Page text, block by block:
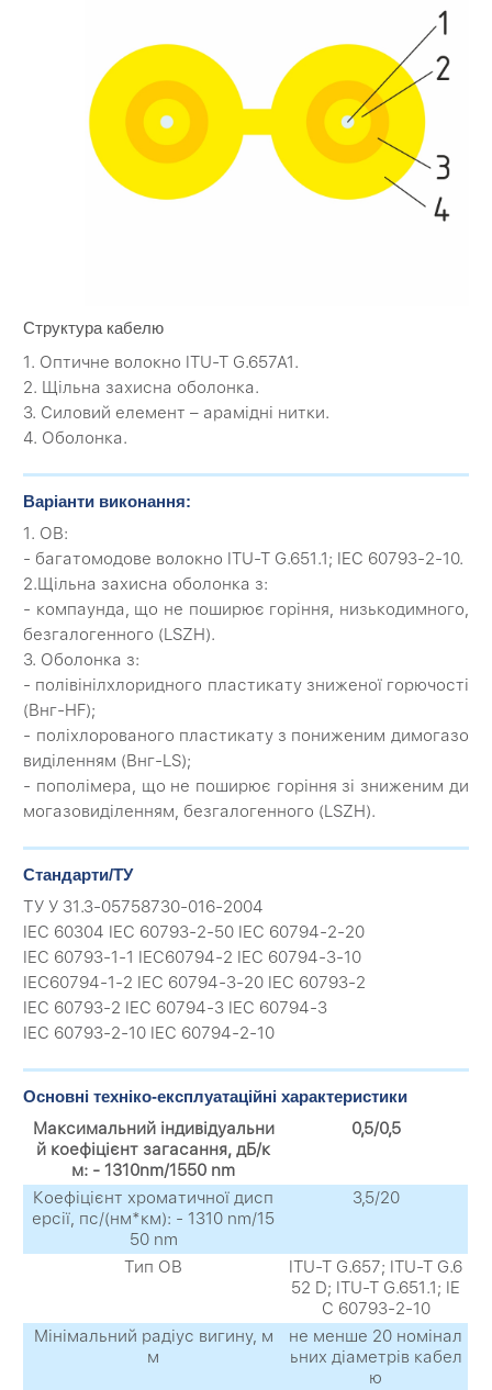
Структура кабелю
1. Оптичне волокно ITU-T G.657A1.
2. Щільна захисна оболонка.
3. Силовий елемент – арамідні нитки.
4. Оболонка.
Варіанти виконання:
1. ОВ:
- багатомодове волокно ITU-T G.651.1; IEC 60793-2-10.
2.Щільна захисна оболонка з:
- компаунда, що не поширює горіння, низькодимного,
безгалогенного (LSZH).
3. Оболонка з:
- полівінілхлоридного пластикату зниженої горючості
(Внг-HF);
- поліхлорованого пластикату з пониженим димогазо
виділенням (Внг-LS);
- пополімера, що не поширює горіння зі зниженим ди
могазовиділенням, безгалогенного (LSZH).
Стандарти/ТУ
ТУ У 31.3-05758730-016-2004
IEC 60304 IEC 60793-2-50 IEC 60794-2-20
IEC 60793-1-1 IEC60794-2 IEC 60794-3-10
IЕС60794-1-2 IEC 60794-3-20 IEC 60793-2
IEC 60793-2 IEC 60794-3 IEC 60794-3
IEC 60793-2-10 IEC 60794-2-10
Основні техніко-експлуатаційні характеристики
Максимальний індивідуальни
й коефіцієнт загасання, дБ/к
м: - 1310nm/1550 nm
0,5/0,5
Коефіцієнт хроматичної дисп
ерсії, пс/(нм*км): - 1310 nm/15
50 nm
3,5/20
Тип ОВ
ITU-T G.657; ITU-T G.6
52 D; ITU-T G.651.1; IE
C 60793-2-10
Мінімальний радіус вигину, м
м
не менше 20 номінал
ьних діаметрів кабел
ю